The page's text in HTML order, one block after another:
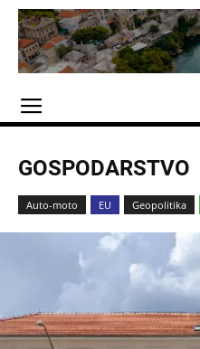
GOSPODARSTVO
Auto-moto EU Geopolitika